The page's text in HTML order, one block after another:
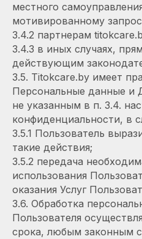
местного
мотивированному
3.4.2 партнерам
3.4.3 в иных случаях,
действующим
3.5. Titokcare.by имеет
Персональные данные и
не указанным в п. 3.4.
конфиденциальности, в
3.5.1 Пользователь
такие действия;
3.5.2 передача
использования
оказания Услуг
3.6. Обработка
Пользователя
срока, любым законным